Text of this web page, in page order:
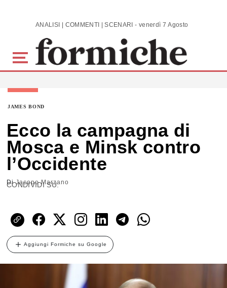
Skip to main content ANALISI | COMMENTI | SCENARI - venerdì 7 Agosto 2026
JAMES BOND
Ecco la campagna di
Mosca e Minsk contro
l’Occidente
DiJacopo Marzano
CONDIVIDI SU:
Aggiungi Formiche su Google